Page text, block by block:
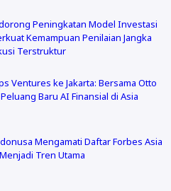
Peningkatan Model Investasi
Kemampuan Penilaian Jangka
Terstruktur
Ventures ke Jakarta: Bersama Otto
Baru AI Finansial di Asia
Mengamati Daftar Forbes Asia
Tren Utama